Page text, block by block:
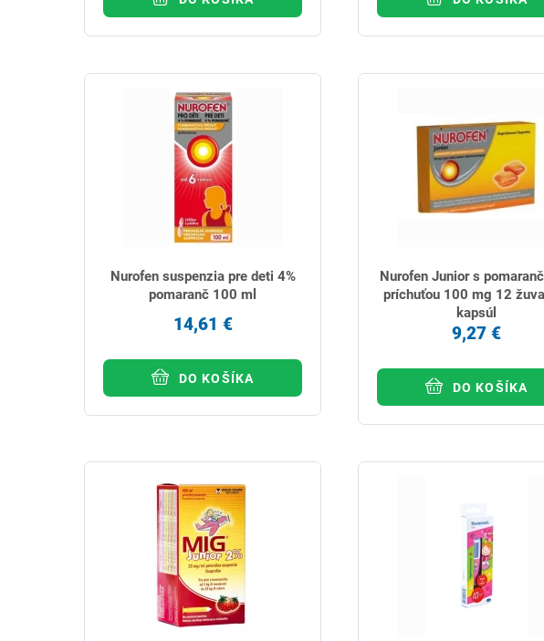
Nurofen suspenzia pre deti 4%
pomaranč 100 ml
14,61 €
DO KOŠÍKA
Nurofen Junior s
príchuťou 100 mg 12
kapsúl
9,27 €
DO KOŠÍKA